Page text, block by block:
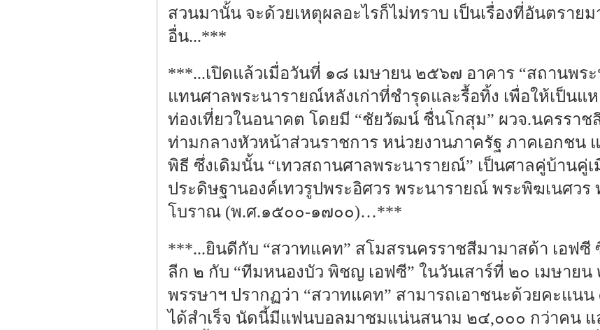
สวนมานั้น จะด้วยเหตุผลอะไรก็ไม่ทราบ เป็นเรื่องที่อันตราย
อื่น...***
***...เปิดแล้วเมื่อวันที่ ๑๘ เมษายน ๒๕๖๗ อาคาร “สถานพร
แทนศาลพระนารายณ์หลังเก่าที่ชำรุดและรื้อทิ้ง เพื่อให้เป็นแ
ท่องเที่ยวในอนาคต โดยมี “ชัยวัฒน์ ชื่นโกสุม” ผวจ.นครราช
ท่ามกลางหัวหน้าส่วนราชการ หน่วยงานภาครัฐ ภาคเอกชน
พิธี ซึ่งเดิมนั้น “เทวสถานศาลพระนารายณ์” เป็นศาลคู่บ้านคู่
ประดิษฐานองค์เทวรูปพระอิศวร พระนารายณ์ พระพิฆเนศว
โบราณ (พ.ศ.๑๕๐๐-๑๗๐๐)…***
***...ยินดีกับ “สวาทแคท” สโมสรนครราชสีมามาสด้า เอฟซี
ลีก ๒ กับ “ทีมหนองบัว พิชญ เอฟซี” ในวันเสาร์ที่ ๒๐ เมษา
พรรษาฯ ปรากฏว่า “สวาทแคท” สามารถเอาชนะด้วยคะแน
ได้สำเร็จ นัดนี้มีแฟนบอลมาชมแน่นสนาม ๒๔,๐๐๐ กว่าคน